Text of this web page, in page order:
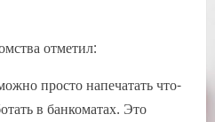
отметил:
просто напечатать что-
в банкоматах. Это